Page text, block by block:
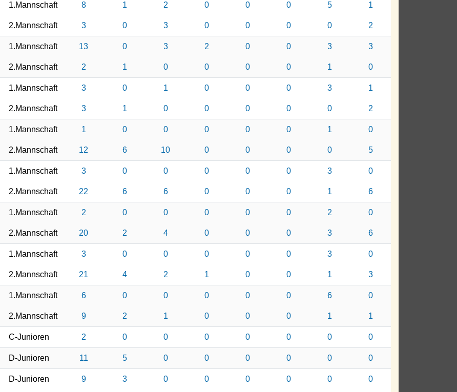
1.Mannschaft 8 1 2 0 0 0 5 1
2.Mannschaft 3 0 3 0 0 0 0 2
1.Mannschaft 13 0 3 2 0 0 3 3
2.Mannschaft 2 1 0 0 0 0 1 0
1.Mannschaft 3 0 1 0 0 0 3 1
2.Mannschaft 3 1 0 0 0 0 0 2
1.Mannschaft 1 0 0 0 0 0 1 0
2.Mannschaft 12 6 10 0 0 0 0 5
1.Mannschaft 3 0 0 0 0 0 3 0
2.Mannschaft 22 6 6 0 0 0 1 6
1.Mannschaft 2 0 0 0 0 0 2 0
2.Mannschaft 20 2 4 0 0 0 3 6
1.Mannschaft 3 0 0 0 0 0 3 0
2.Mannschaft 21 4 2 1 0 0 1 3
1.Mannschaft 6 0 0 0 0 0 6 0
2.Mannschaft 9 2 1 0 0 0 1 1
C-Junioren 2 0 0 0 0 0 0 0
D-Junioren 11 5 0 0 0 0 0 0
D-Junioren 9 3 0 0 0 0 0 0